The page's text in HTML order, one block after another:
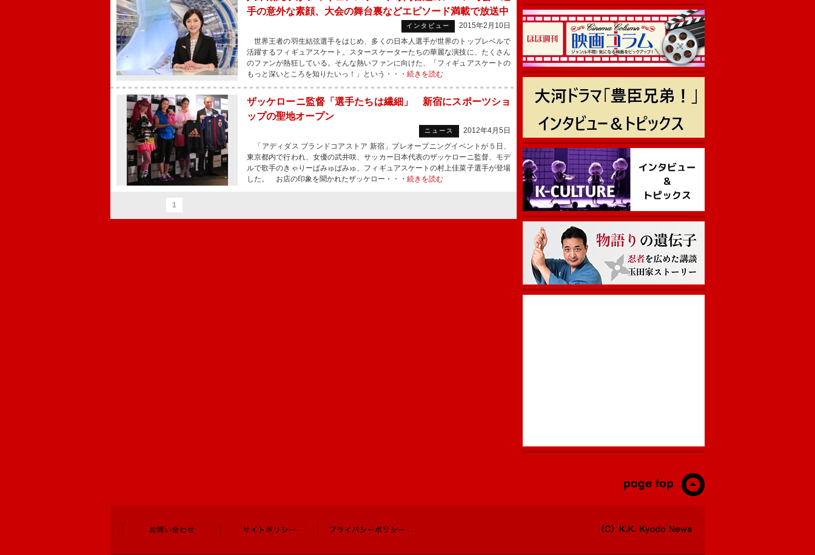
手の意外な素顔、大会の舞台裏などエピソード満載で放送中
インタビュー
2015年2月10日
世界王者の羽生結弦選手をはじめ、多くの日本人選手が世界のトップレベルで
活躍するフィギュアスケート。スタースケーターたちの華麗な演技に、たくさん
のファンが熱狂している。そんな熱いファンに向けた、「フィギュアスケートの
もっと深いところを知りたいっ！」という・・・ 続きを読む
ザッケローニ監督「選手たちは繊細」 新宿にスポーツショ
ップの聖地オープン
ニュース
2012年4月5日
「アディダス ブランドコアストア 新宿」プレオープニングイベントが５日、
東京都内で行われ、女優の武井咲、サッカー日本代表のザッケローニ監督、モデ
ルで歌手のきゃりーぱみゅぱみゅ、フィギュアスケートの村上佳菜子選手が登場
した。 お店の印象を聞かれたザッケロー・・・ 続きを読む
1